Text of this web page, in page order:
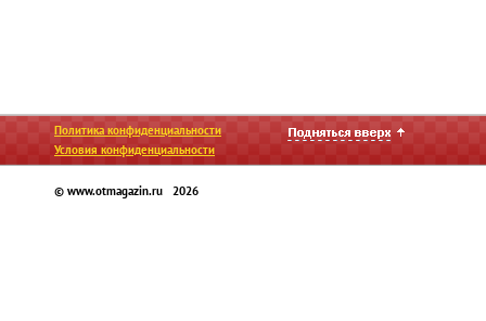
Политика конфиденциальности
Условия конфиденциальности
© www.otmagazin.ru 2026